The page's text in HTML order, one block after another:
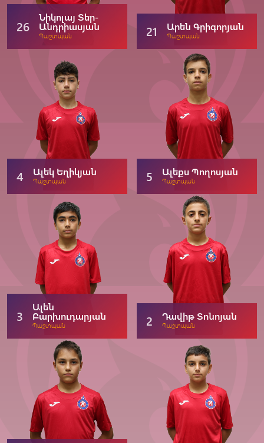
26
Նիկոլայ Տեր-
Անդրիասյան
Պաշտպան 21 Արեն Գրիգորյան
Պաշտպան
4 Ալեկ Եղիկյան
Պաշտպան 5 Ալեքս Պողոսյան
Պաշտպան
3
Ալեն
Բարխուդարյան
Պաշտպան 2 Դավիթ Տոնոյան
Պաշտպան